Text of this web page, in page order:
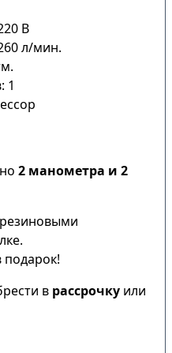
В
л/мин.
1
2 манометра и 2
подарок!
в рассрочку или